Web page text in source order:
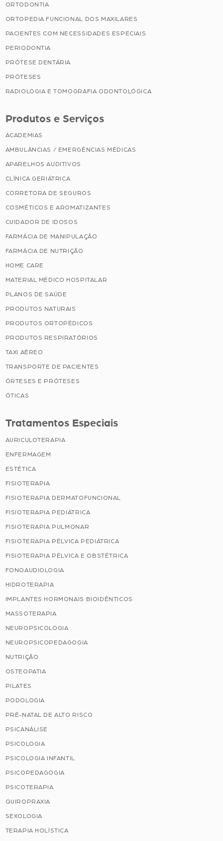
ORTODONTIA
ORTOPEDIA FUNCIONAL DOS MAXILARES
PACIENTES COM NECESSIDADES ESPECIAIS
PERIODONTIA
PRÓTESE DENTÁRIA
PRÓTESES
RADIOLOGIA E TOMOGRAFIA ODONTOLÓGICA
Produtos e Serviços
ACADEMIAS
AMBULÂNCIAS / EMERGÊNCIAS MÉDICAS
APARELHOS AUDITIVOS
CLÍNICA GERIÁTRICA
CORRETORA DE SEGUROS
COSMÉTICOS E AROMATIZANTES
CUIDADOR DE IDOSOS
FARMÁCIA DE MANIPULAÇÃO
FARMÁCIA DE NUTRIÇÃO
HOME CARE
MATERIAL MÉDICO HOSPITALAR
PLANOS DE SAÚDE
PRODUTOS NATURAIS
PRODUTOS ORTOPÉDICOS
PRODUTOS RESPIRATÓRIOS
TAXI AÉREO
TRANSPORTE DE PACIENTES
ÓRTESES E PRÓTESES
ÓTICAS
Tratamentos Especiais
AURICULOTERAPIA
ENFERMAGEM
ESTÉTICA
FISIOTERAPIA
FISIOTERAPIA DERMATOFUNCIONAL
FISIOTERAPIA PEDIÁTRICA
FISIOTERAPIA PULMONAR
FISIOTERAPIA PÉLVICA PEDIÁTRICA
FISIOTERAPIA PÉLVICA E OBSTÉTRICA
FONOAUDIOLOGIA
HIDROTERAPIA
IMPLANTES HORMONAIS BIOIDÊNTICOS
MASSOTERAPIA
NEUROPSICOLOGIA
NEUROPSICOPEDAGOGIA
NUTRIÇÃO
OSTEOPATIA
PILATES
PODOLOGIA
PRÉ-NATAL DE ALTO RISCO
PSICANÁLISE
PSICOLOGIA
PSICOLOGIA INFANTIL
PSICOPEDAGOGIA
PSICOTERAPIA
QUIROPRAXIA
SEXOLOGIA
TERAPIA HOLÍSTICA